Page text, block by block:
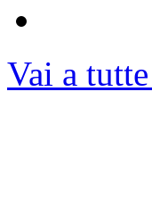
Vai a